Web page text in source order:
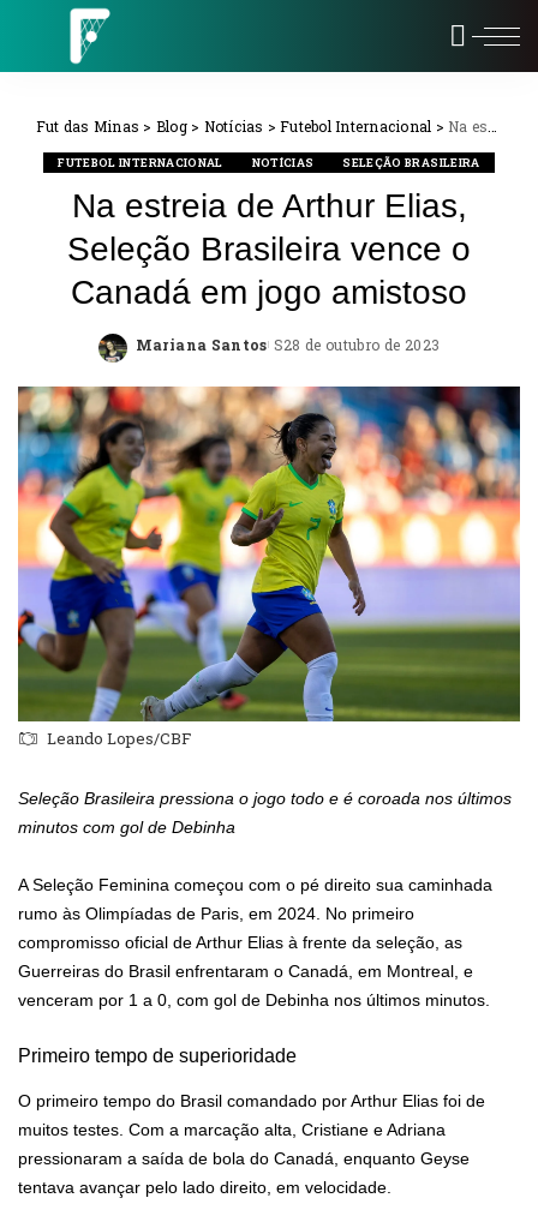
Fut das Minas > Blog> Notícias >Futebol Internacional > Na estreia de Arthur Elias, Seleção Brasileira vence o Canadá em jogo amistoso
FUTEBOL INTERNACIONAL NOTÍCIAS SELEÇÃO BRASILEIRA
Na estreia de Arthur Elias,
Seleção Brasileira vence o
Canadá em jogo amistoso
Posted
Mariana Santos 28 de outubro de 2023
Leando Lopes/CBF
Seleção Brasileira pressiona o jogo todo e é coroada nos últimos
minutos com gol de Debinha
A Seleção Feminina começou com o pé direito sua caminhada
rumo às Olimpíadas de Paris, em 2024. No primeiro
compromisso oficial de Arthur Elias à frente da seleção, as
Guerreiras do Brasil enfrentaram o Canadá, em Montreal, e
venceram por 1 a 0, com gol de Debinha nos últimos minutos.
Primeiro tempo de superioridade
O primeiro tempo do Brasil comandado por Arthur Elias foi de
muitos testes. Com a marcação alta, Cristiane e Adriana
pressionaram a saída de bola do Canadá, enquanto Geyse
tentava avançar pelo lado direito, em velocidade.